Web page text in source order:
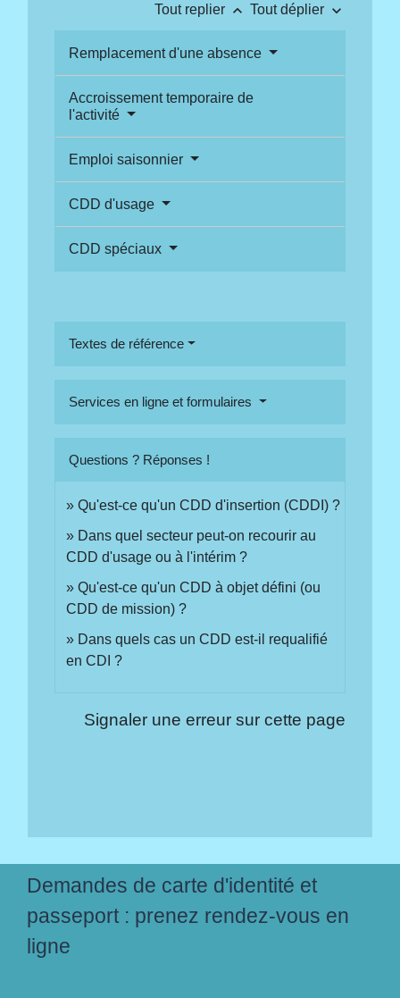
Tout replier keyboard_arrow_up Tout déplier keyboard_arrow_down
Remplacement d'une absence
Accroissement temporaire de
l'activité
Emploi saisonnier
CDD d'usage
CDD spéciaux
Textes de référence
Services en ligne et formulaires
Questions ? Réponses !
Qu'est-ce qu'un CDD d'insertion (CDDI) ?
Dans quel secteur peut-on recourir au
CDD d'usage ou à l'intérim ?
Qu'est-ce qu'un CDD à objet défini (ou
CDD de mission) ?
Dans quels cas un CDD est-il requalifié
en CDI ?
Signaler une erreur sur cette page
Demandes de carte d'identité et
passeport : prenez rendez-vous en
ligne